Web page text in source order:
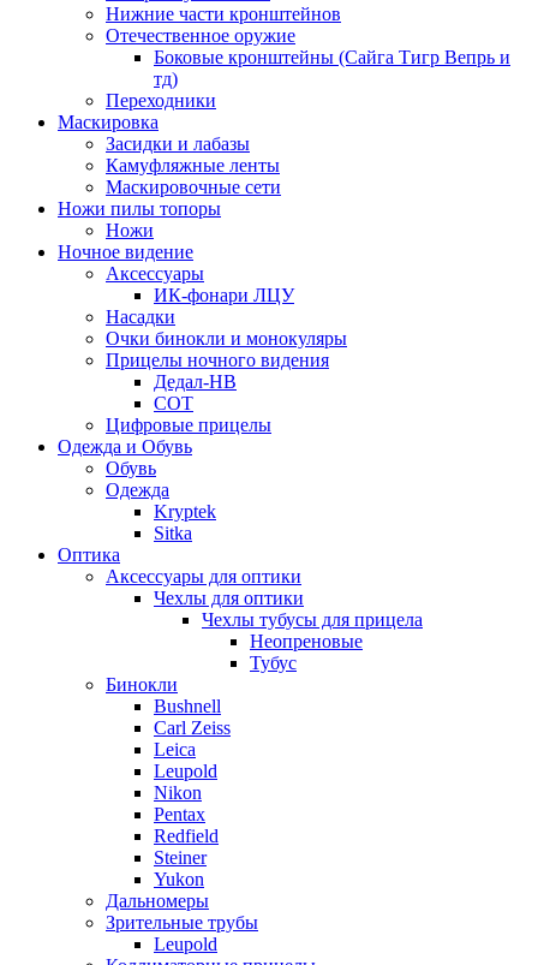
Нижние части кронштейнов
Отечественное оружие
Боковые кронштейны (Сайга Тигр Вепрь и
тд)
Переходники
Маскировка
Засидки и лабазы
Камуфляжные ленты
Маскировочные сети
Ножи пилы топоры
Ножи
Ночное видение
Аксессуары
ИК-фонари ЛЦУ
Насадки
Очки бинокли и монокуляры
Прицелы ночного видения
Дедал-НВ
СОТ
Цифровые прицелы
Одежда и Обувь
Обувь
Одежда
Kryptek
Sitka
Оптика
Аксессуары для оптики
Чехлы для оптики
Чехлы тубусы для прицела
Неопреновые
Тубус
Бинокли
Bushnell
Carl Zeiss
Leica
Leupold
Nikon
Pentax
Redfield
Steiner
Yukon
Дальномеры
Зрительные трубы
Leupold